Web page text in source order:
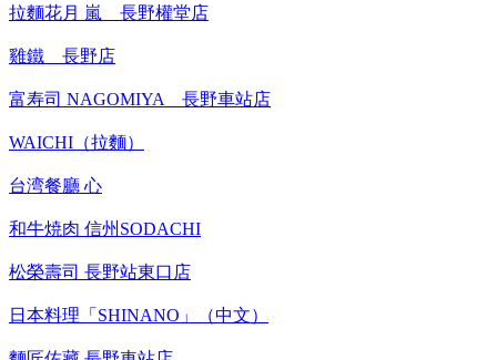
拉麵花月 嵐 長野權堂店
雞鐵 長野店
富寿司 NAGOMIYA 長野車站店
WAICHI（拉麵）
台湾餐廳 心
和牛焼肉 信州SODACHI
松榮壽司 長野站東口店
日本料理「SHINANO」（中文）